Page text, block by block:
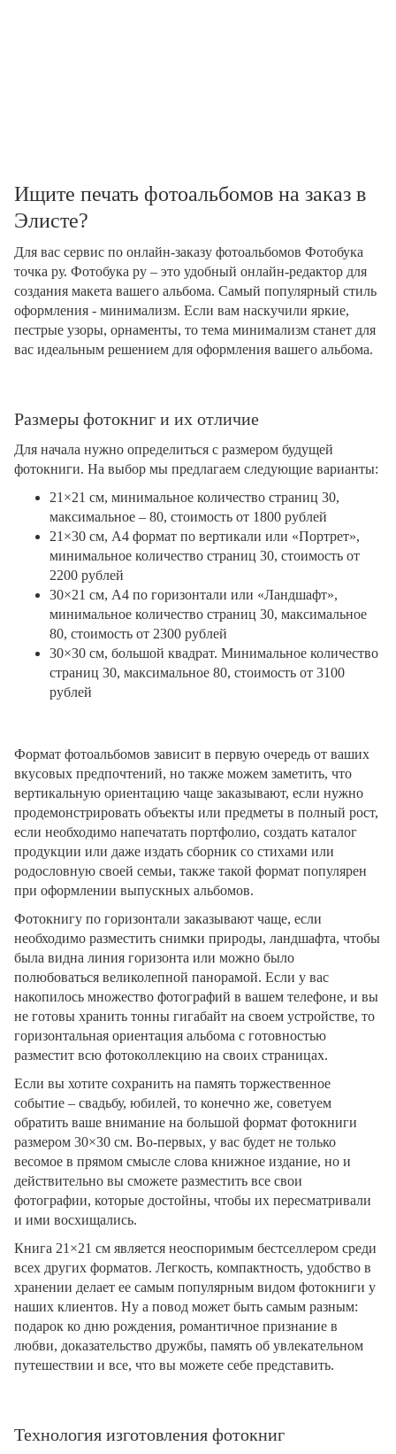
Ищите печать фотоальбомов на заказ в
Элисте?
Для вас сервис по онлайн-заказу фотоальбомов Фотобука
точка ру. Фотобука ру – это удобный онлайн-редактор для
создания макета вашего альбома. Самый популярный стиль
оформления - минимализм. Если вам наскучили яркие,
пестрые узоры, орнаменты, то тема минимализм станет для
вас идеальным решением для оформления вашего альбома.
Размеры фотокниг и их отличие
Для начала нужно определиться с размером будущей
фотокниги. На выбор мы предлагаем следующие варианты:
21×21 см, минимальное количество страниц 30,
максимальное – 80, стоимость от 1800 рублей
21×30 см, А4 формат по вертикали или «Портрет»,
минимальное количество страниц 30, стоимость от
2200 рублей
30×21 см, А4 по горизонтали или «Ландшафт»,
минимальное количество страниц 30, максимальное
80, стоимость от 2300 рублей
30×30 см, большой квадрат. Минимальное количество
страниц 30, максимальное 80, стоимость от 3100
рублей
Формат фотоальбомов зависит в первую очередь от ваших
вкусовых предпочтений, но также можем заметить, что
вертикальную ориентацию чаще заказывают, если нужно
продемонстрировать объекты или предметы в полный рост,
если необходимо напечатать портфолио, создать каталог
продукции или даже издать сборник со стихами или
родословную своей семьи, также такой формат популярен
при оформлении выпускных альбомов.
Фотокнигу по горизонтали заказывают чаще, если
необходимо разместить снимки природы, ландшафта, чтобы
была видна линия горизонта или можно было
полюбоваться великолепной панорамой. Если у вас
накопилось множество фотографий в вашем телефоне, и вы
не готовы хранить тонны гигабайт на своем устройстве, то
горизонтальная ориентация альбома с готовностью
разместит всю фотоколлекцию на своих страницах.
Если вы хотите сохранить на память торжественное
событие – свадьбу, юбилей, то конечно же, советуем
обратить ваше внимание на большой формат фотокниги
размером 30×30 см. Во-первых, у вас будет не только
весомое в прямом смысле слова книжное издание, но и
действительно вы сможете разместить все свои
фотографии, которые достойны, чтобы их пересматривали
и ими восхищались.
Книга 21×21 см является неоспоримым бестселлером среди
всех других форматов. Легкость, компактность, удобство в
хранении делает ее самым популярным видом фотокниги у
наших клиентов. Ну а повод может быть самым разным:
подарок ко дню рождения, романтичное признание в
любви, доказательство дружбы, память об увлекательном
путешествии и все, что вы можете себе представить.
Технология изготовления фотокниг